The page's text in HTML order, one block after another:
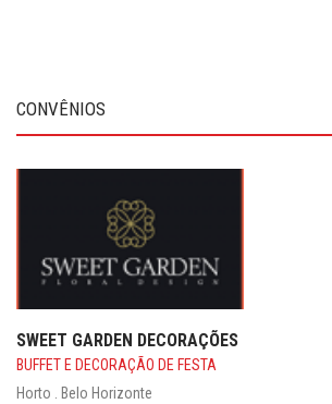
CONVÊNIOS
SWEET GARDEN DECORAÇÕES
BUFFET E DECORAÇÃO DE FESTA
Horto . Belo Horizonte